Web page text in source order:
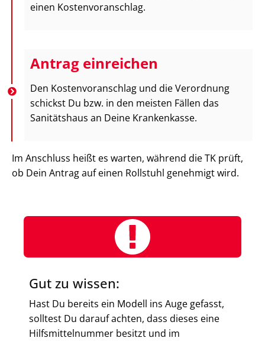
einen Kostenvoranschlag.
Antrag einreichen
Den Kostenvoranschlag und die Verordnung
schickst Du bzw. in den meisten Fällen das
Sanitätshaus an Deine Krankenkasse.
Im Anschluss heißt es warten, während die TK prüft,
ob Dein Antrag auf einen Rollstuhl genehmigt wird.
Gut zu wissen:
Hast Du bereits ein Modell ins Auge gefasst,
solltest Du darauf achten, dass dieses eine
Hilfsmittelnummer besitzt und im